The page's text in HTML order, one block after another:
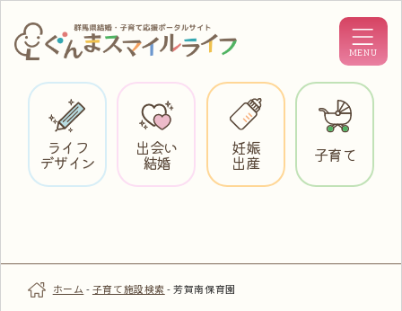
ライフ
デザイン
出会い
結婚
妊娠
出産 子育て
ホーム -子育て施設検索 -芳賀南保育園